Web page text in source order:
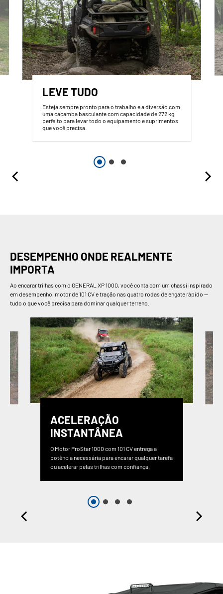
LEVE TUDO
Esteja sempre pronto para o trabalho e a diversão com
uma caçamba basculante com capacidade de 272 kg,
perfeito para levar todo o equipamento e suprimentos
que você precisa.
DESEMPENHO ONDE REALMENTE
IMPORTA
Ao encarar trilhas com o GENERAL XP 1000, você conta com um chassi inspirado
em desempenho, motor de 101 CV e tração nas quatro rodas de engate rápido —
tudo o que você precisa para dominar qualquer terreno.
ACELERAÇÃO
INSTANTÂNEA
O Motor ProStar 1000 com 101 CV entrega a
potência necessária para encarar qualquer tarefa
ou acelerar pelas trilhas com confiança.